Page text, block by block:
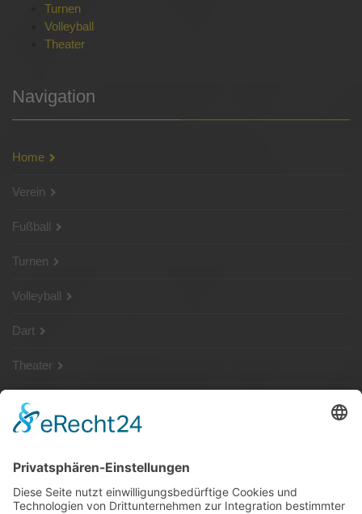
Turnen
Volleyball
Theater
Navigation
Home
Verein
Fußball
Turnen
Volleyball
Dart
Theater
SG Shop
Sponsoren
Kontakt